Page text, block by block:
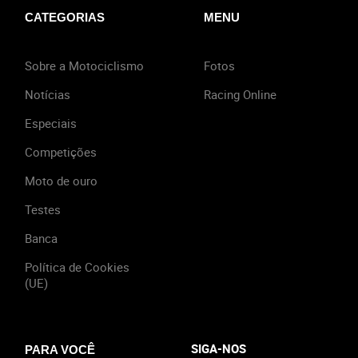
CATEGORIAS
Sobre a Motociclismo
Notícias
Especiais
Competições
Moto de ouro
Testes
Banca
Política de Cookies
(UE)
MENU
Fotos
Racing Online
PARA VOCÊ SIGA-NOS